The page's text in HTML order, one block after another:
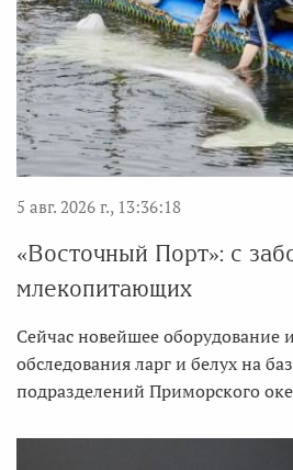
5 авг. 2026 г., 13:36:18
«Восточный Порт»: с
млекопитающих
Сейчас новейшее оборудование
обследования ларг и белух на
подразделений Приморского